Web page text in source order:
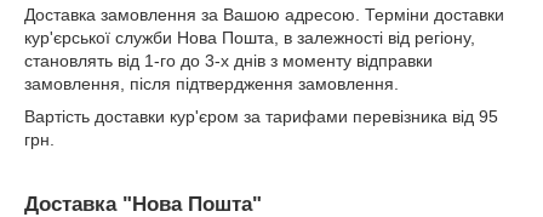
Доставка замовлення за Вашою адресою. Терміни доставки
кур'єрської служби Нова Пошта, в залежності від регіону,
становлять від 1-го до 3-х днів з моменту відправки
замовлення, після підтвердження замовлення.
Вартість доставки кур'єром за тарифами перевізника від 95
грн.
Доставка "Нова Пошта"